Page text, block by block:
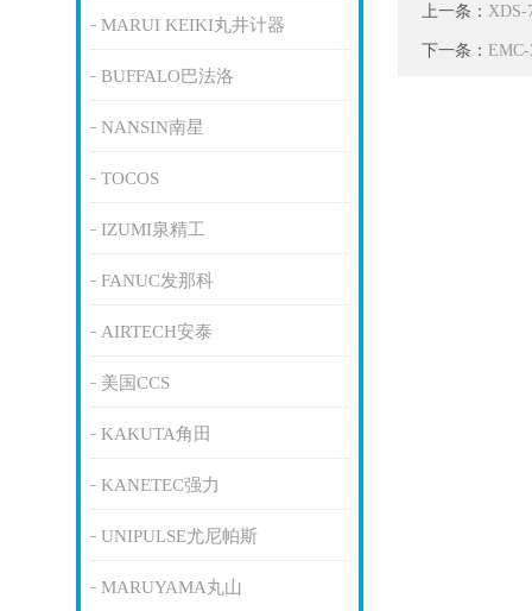
MARUI KEIKI丸井计器
BUFFALO巴法洛
NANSIN南星
TOCOS
IZUMI泉精工
FANUC发那科
AIRTECH安泰
美国CCS
KAKUTA角田
KANETEC强力
UNIPULSE尤尼帕斯
MARUYAMA丸山
上一条： XDS-
下一条：